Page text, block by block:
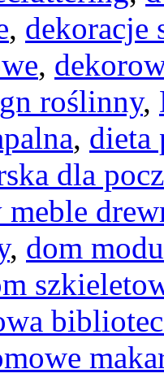
, dekoracje
,
roślinny,
, dieta
dla
, dom